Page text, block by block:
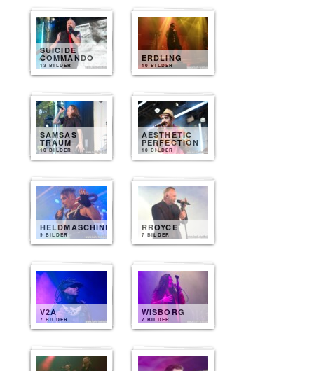
SUICIDE
COMMANDO
13 BILDER
ERDLING
10 BILDER
SAMSAS
TRAUM
10 BILDER
AESTHETIC
PERFECTION
10 BILDER
HELDMASCHINE
9 BILDER
RROYCE
7 BILDER
V2A
7 BILDER
WISBORG
7 BILDER